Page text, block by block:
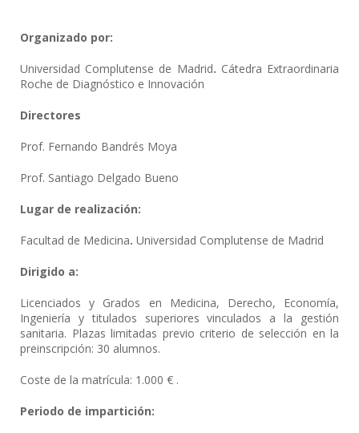
Organizado por:
Universidad Complutense de Madrid. Cátedra Extraordinaria
Roche de Diagnóstico e Innovación
Directores
Prof. Fernando Bandrés Moya
Prof. Santiago Delgado Bueno
Lugar de realización:
Facultad de Medicina. Universidad Complutense de Madrid
Dirigido a:
Licenciados y Grados en Medicina, Derecho, Economía,
Ingeniería y titulados superiores vinculados a la gestión
sanitaria. Plazas limitadas previo criterio de selección en la
preinscripción: 30 alumnos.
Coste de la matrícula: 1.000 € .
Periodo de impartición: